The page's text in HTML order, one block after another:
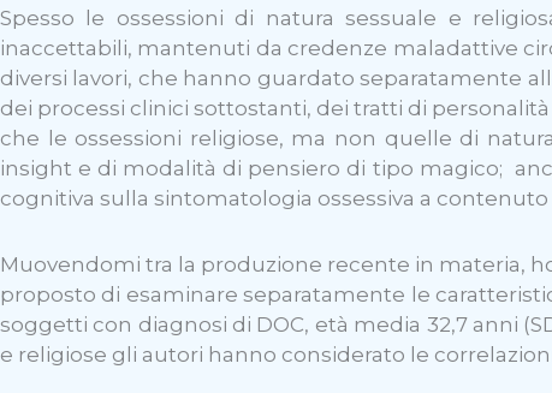
Spesso le ossessioni di natura sessuale e
inaccettabili, mantenuti da credenze maladattive
diversi lavori, che hanno guardato separatamente
dei processi clinici sottostanti, dei tratti di
che le ossessioni religiose, ma non quelle di
insight e di modalità di pensiero di tipo magico;
cognitiva sulla sintomatologia ossessiva a
Muovendomi tra la produzione recente in materia,
proposto di esaminare separatamente le
soggetti con diagnosi di DOC, età media 32,7 anni
e religiose gli autori hanno considerato le